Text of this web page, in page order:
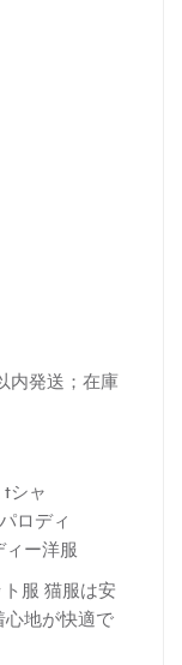
内発送；在庫
シャ
ロディ
ー洋服
服 猫服は安
地が快適で